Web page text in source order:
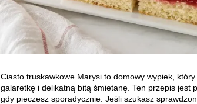
Ciasto truskawkowe Marysi to domowy wypiek,
galaretkę i delikatną bitą śmietanę. Ten przepis jest
gdy pieczesz sporadycznie. Jeśli szukasz